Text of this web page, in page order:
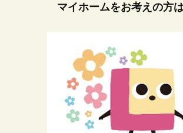
マイホームをお考えの方